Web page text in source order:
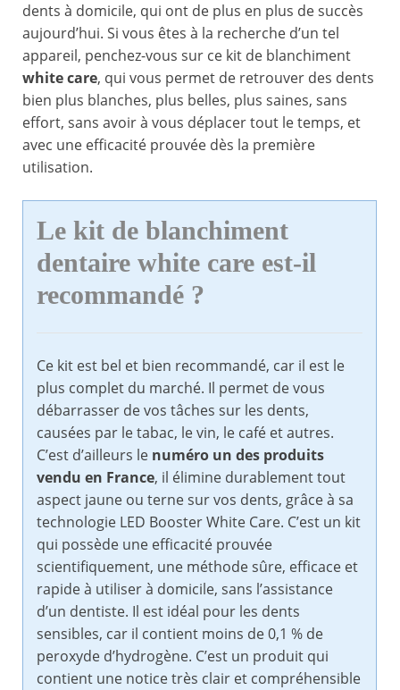
dents à domicile, qui ont de plus en plus de succès
aujourd’hui. Si vous êtes à la recherche d’un tel
appareil, penchez-vous sur ce kit de blanchiment
white care, qui vous permet de retrouver des dents
bien plus blanches, plus belles, plus saines, sans
effort, sans avoir à vous déplacer tout le temps, et
avec une efficacité prouvée dès la première
utilisation.
Le kit de blanchiment
dentaire white care est-il
recommandé ?
Ce kit est bel et bien recommandé, car il est le
plus complet du marché. Il permet de vous
débarrasser de vos tâches sur les dents,
causées par le tabac, le vin, le café et autres.
C’est d’ailleurs le numéro un des produits
vendu en France, il élimine durablement tout
aspect jaune ou terne sur vos dents, grâce à sa
technologie LED Booster White Care. C’est un kit
qui possède une efficacité prouvée
scientifiquement, une méthode sûre, efficace et
rapide à utiliser à domicile, sans l’assistance
d’un dentiste. Il est idéal pour les dents
sensibles, car il contient moins de 0,1 % de
peroxyde d’hydrogène. C’est un produit qui
contient une notice très clair et compréhensible